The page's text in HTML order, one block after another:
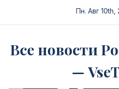
Пн. Авг 10th,
Все новости
—